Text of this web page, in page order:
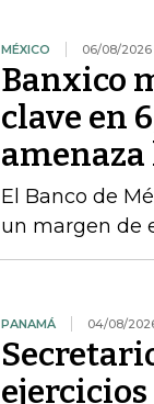
MÉXICO 06/08/2026
Banxico
clave en
amenaza
El Banco de
un margen de
PANAMÁ 04/08/